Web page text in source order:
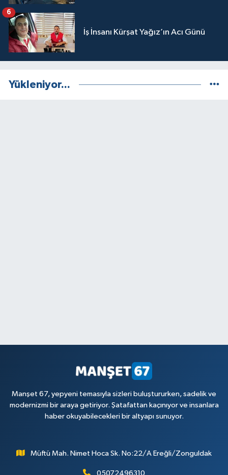
İş İnsanı Kürşat Yağız’ın Acı Günü
6
Yükleniyor...
Manşet 67, yepyeni temasıyla sizleri buluştururken, sadelik ve
modernizmi bir araya getiriyor. Şatafattan kaçınıyor ve insanlara
haber okuyabilecekleri bir altyapı sunuyor.
Müftü Mah. Nimet Hoca Sk. No:22/A Ereğli/Zonguldak
05072496310